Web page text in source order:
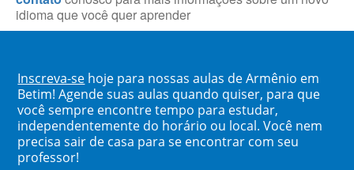
idioma que você quer aprender
Inscreva-se hoje para nossas aulas de Armênio em
Betim! Agende suas aulas quando quiser, para que
você sempre encontre tempo para estudar,
independentemente do horário ou local. Você nem
precisa sair de casa para se encontrar com seu
professor!